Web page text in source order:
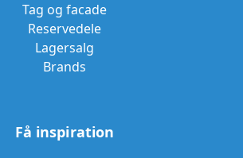
Tag og facade
Reservedele
Lagersalg
Brands
Få inspiration